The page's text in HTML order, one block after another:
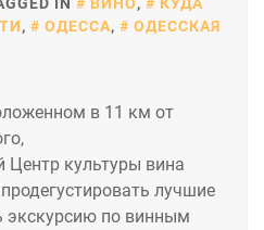
, ОДЕССА,
ОДЕССКАЯ
в 11 км от
Центр культуры вина
лучшие
экскурсию по винным